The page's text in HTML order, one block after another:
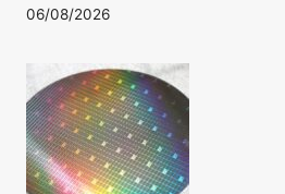
06/08/2026